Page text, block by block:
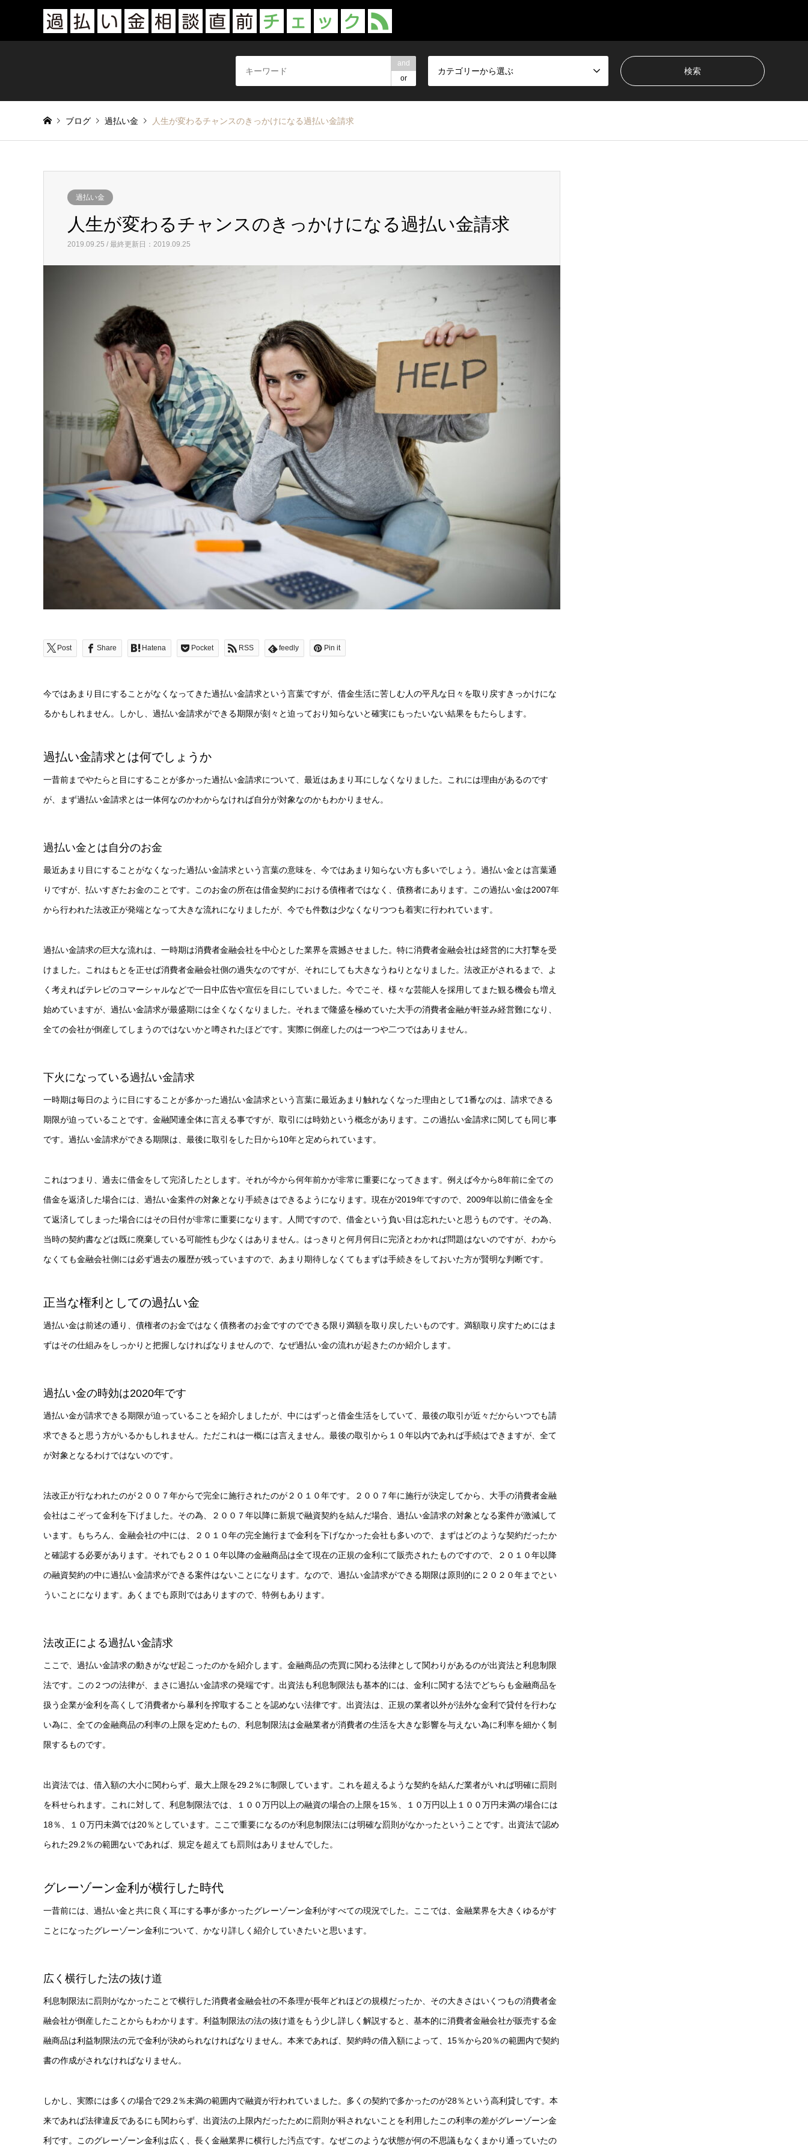
and
or
カテゴリーから選ぶ
ブログ 過払い金 人生が変わるチャンスのきっかけになる過払い金請求
過払い金
人生が変わるチャンスのきっかけになる過払い金請求
2019.09.25 / 最終更新日：2019.09.25
Post Share Hatena Pocket RSS feedly Pin it
今ではあまり目にすることがなくなってきた過払い金請求という言葉ですが、借金生活に苦しむ人の平凡な日々を取り戻すきっかけにな
るかもしれません。しかし、過払い金請求ができる期限が刻々と迫っており知らないと確実にもったいない結果をもたらします。
過払い金請求とは何でしょうか
一昔前までやたらと目にすることが多かった過払い金請求について、最近はあまり耳にしなくなりました。これには理由があるのです
が、まず過払い金請求とは一体何なのかわからなければ自分が対象なのかもわかりません。
過払い金とは自分のお金
最近あまり目にすることがなくなった過払い金請求という言葉の意味を、今ではあまり知らない方も多いでしょう。過払い金とは言葉通
りですが、払いすぎたお金のことです。このお金の所在は借金契約における債権者ではなく、債務者にあります。この過払い金は2007年
から行われた法改正が発端となって大きな流れになりましたが、今でも件数は少なくなりつつも着実に行われています。
過払い金請求の巨大な流れは、一時期は消費者金融会社を中心とした業界を震撼させました。特に消費者金融会社は経営的に大打撃を受
けました。これはもとを正せば消費者金融会社側の過失なのですが、それにしても大きなうねりとなりました。法改正がされるまで、よ
く考えればテレビのコマーシャルなどで一日中広告や宣伝を目にしていました。今でこそ、様々な芸能人を採用してまた観る機会も増え
始めていますが、過払い金請求が最盛期には全くなくなりました。それまで隆盛を極めていた大手の消費者金融が軒並み経営難になり、
全ての会社が倒産してしまうのではないかと噂されたほどです。実際に倒産したのは一つや二つではありません。
下火になっている過払い金請求
一時期は毎日のように目にすることが多かった過払い金請求という言葉に最近あまり触れなくなった理由として1番なのは、請求できる
期限が迫っていることです。金融関連全体に言える事ですが、取引には時効という概念があります。この過払い金請求に関しても同じ事
です。過払い金請求ができる期限は、最後に取引をした日から10年と定められています。
これはつまり、過去に借金をして完済したとします。それが今から何年前かが非常に重要になってきます。例えば今から8年前に全ての
借金を返済した場合には、過払い金案件の対象となり手続きはできるようになります。現在が2019年ですので、2009年以前に借金を全
て返済してしまった場合にはその日付が非常に重要になります。人間ですので、借金という負い目は忘れたいと思うものです。その為、
当時の契約書などは既に廃棄している可能性も少なくはありません。はっきりと何月何日に完済とわかれば問題はないのですが、わから
なくても金融会社側には必ず過去の履歴が残っていますので、あまり期待しなくてもまずは手続きをしておいた方が賢明な判断です。
正当な権利としての過払い金
過払い金は前述の通り、債権者のお金ではなく債務者のお金ですのでできる限り満額を取り戻したいものです。満額取り戻すためにはま
ずはその仕組みをしっかりと把握しなければなりませんので、なぜ過払い金の流れが起きたのか紹介します。
過払い金の時効は2020年です
過払い金が請求できる期限が迫っていることを紹介しましたが、中にはずっと借金生活をしていて、最後の取引が近々だからいつでも請
求できると思う方がいるかもしれません。ただこれは一概には言えません。最後の取引から１０年以内であれば手続はできますが、全て
が対象となるわけではないのです。
法改正が行なわれたのが２００７年からで完全に施行されたのが２０１０年です。２００７年に施行が決定してから、大手の消費者金融
会社はこぞって金利を下げました。その為、２００７年以降に新規で融資契約を結んだ場合、過払い金請求の対象となる案件が激減して
います。もちろん、金融会社の中には、２０１０年の完全施行まで金利を下げなかった会社も多いので、まずはどのような契約だったか
と確認する必要があります。それでも２０１０年以降の金融商品は全て現在の正規の金利にて販売されたものですので、２０１０年以降
の融資契約の中に過払い金請求ができる案件はないことになります。なので、過払い金請求ができる期限は原則的に２０２０年までとい
ういことになります。あくまでも原則ではありますので、特例もあります。
法改正による過払い金請求
ここで、過払い金請求の動きがなぜ起こったのかを紹介します。金融商品の売買に関わる法律として関わりがあるのが出資法と利息制限
法です。この２つの法律が、まさに過払い金請求の発端です。出資法も利息制限法も基本的には、金利に関する法でどちらも金融商品を
扱う企業が金利を高くして消費者から暴利を搾取することを認めない法律です。出資法は、正規の業者以外が法外な金利で貸付を行わな
い為に、全ての金融商品の利率の上限を定めたもの、利息制限法は金融業者が消費者の生活を大きな影響を与えない為に利率を細かく制
限するものです。
出資法では、借入額の大小に関わらず、最大上限を29.2％に制限しています。これを超えるような契約を結んだ業者がいれば明確に罰則
を科せられます。これに対して、利息制限法では、１００万円以上の融資の場合の上限を15％、１０万円以上１００万円未満の場合には
18％、１０万円未満では20％としています。ここで重要になるのが利息制限法には明確な罰則がなかったということです。出資法で認め
られた29.2％の範囲ないであれば、規定を超えても罰則はありませんでした。
グレーゾーン金利が横行した時代
一昔前には、過払い金と共に良く耳にする事が多かったグレーゾーン金利がすべての現況でした。ここでは、金融業界を大きくゆるがす
ことになったグレーゾーン金利について、かなり詳しく紹介していきたいと思います。
広く横行した法の抜け道
利息制限法に罰則がなかったことで横行した消費者金融会社の不条理が長年どれほどの規模だったか、その大きさはいくつもの消費者金
融会社が倒産したことからもわかります。利益制限法の法の抜け道をもう少し詳しく解説すると、基本的に消費者金融会社が販売する金
融商品は利益制限法の元で金利が決められなければなりません。本来であれば、契約時の借入額によって、15％から20％の範囲内で契約
書の作成がされなければなりません。
しかし、実際には多くの場合で29.2％未満の範囲内で融資が行われていました。多くの契約で多かったのが28％という高利貸しです。本
来であれば法律違反であるにも関わらず、出資法の上限内だったために罰則が科されないことを利用したこの利率の差がグレーゾーン金
利です。このグレーゾーン金利は広く、長く金融業界に横行した汚点です。なぜこのような状態が何の不思議もなくまかり通っていたの